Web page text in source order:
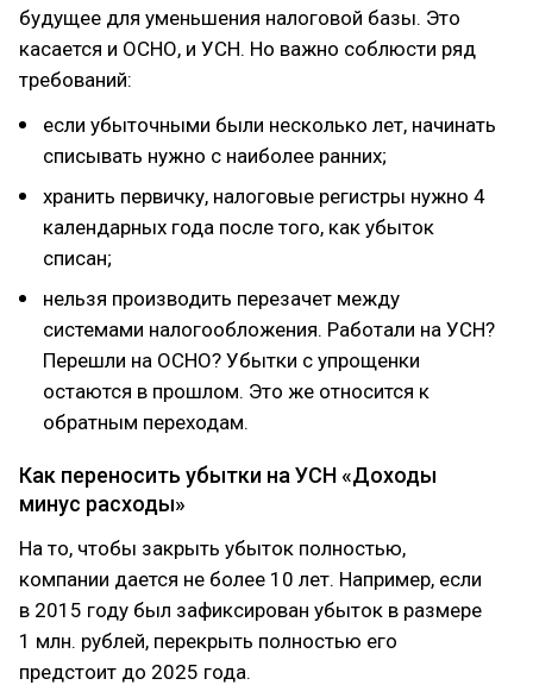
будущее для уменьшения налоговой базы. Это
касается и ОСНО, и УСН. Но важно соблюсти ряд
требований:
если убыточными были несколько лет, начинать
списывать нужно с наиболее ранних;
хранить первичку, налоговые регистры нужно 4
календарных года после того, как убыток
списан;
нельзя производить перезачет между
системами налогообложения. Работали на УСН?
Перешли на ОСНО? Убытки с упрощенки
остаются в прошлом. Это же относится к
обратным переходам.
Как переносить убытки на УСН «Доходы
минус расходы»
На то, чтобы закрыть убыток полностью,
компании дается не более 10 лет. Например, если
в 2015 году был зафиксирован убыток в размере
1 млн. рублей, перекрыть полностью его
предстоит до 2025 года.